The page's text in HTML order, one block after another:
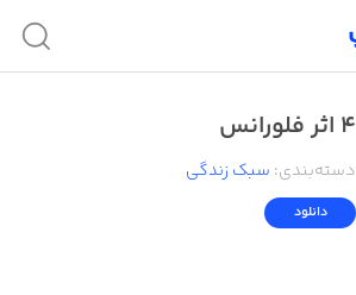
4 اثر فلورانس
دسته‌بندی: سبک زندگی
دانلود